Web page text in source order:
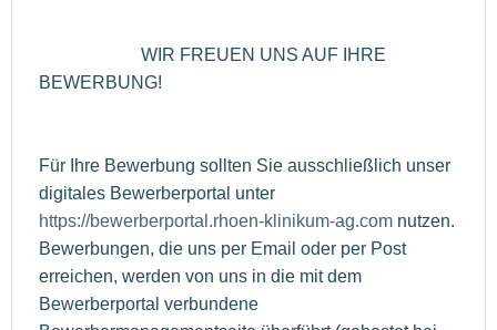
WIR FREUEN UNS AUF IHRE
BEWERBUNG!
Für Ihre Bewerbung sollten Sie ausschließlich unser
digitales Bewerberportal unter
https://bewerberportal.rhoen-klinikum-ag.com nutzen.
Bewerbungen, die uns per Email oder per Post
erreichen, werden von uns in die mit dem
Bewerberportal verbundene